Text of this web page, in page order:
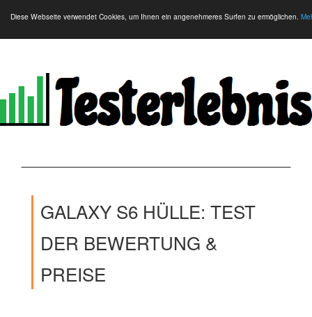
Diese Webseite verwendet Cookies, um Ihnen ein angenehmeres Surfen zu ermöglichen.
GALAXY S6 HÜLLE: TEST
DER BEWERTUNG &
PREISE